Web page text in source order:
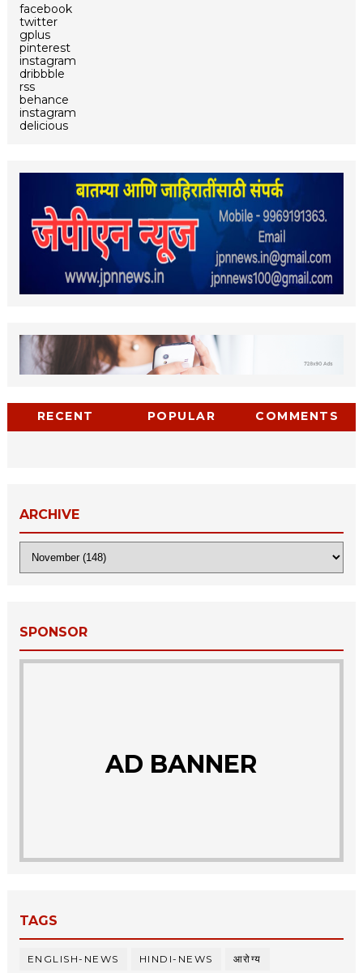
facebook
twitter
gplus
pinterest
instagram
dribbble
rss
behance
instagram
delicious
RECENT POPULAR COMMENTS
ARCHIVE
SPONSOR
AD BANNER
TAGS
ENGLISH-NEWS HINDI-NEWS आरोग्य